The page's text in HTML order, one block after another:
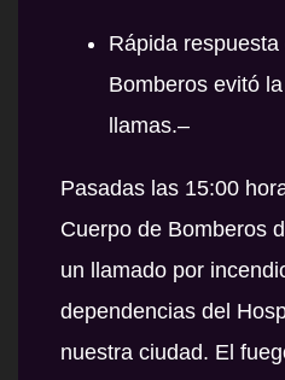
Rápida
Bomberos evitó
llamas.–
Pasadas las 15:00
Cuerpo de Bomberos
un llamado por
dependencias del
nuestra ciudad. El